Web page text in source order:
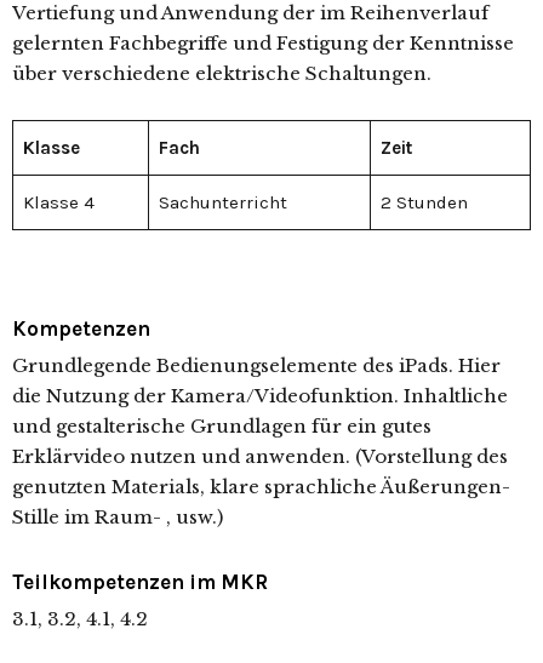
Vertiefung und Anwendung der im Reihenverlauf
gelernten Fachbegriffe und Festigung der Kenntnisse
über verschiedene elektrische Schaltungen.
Klasse Fach Zeit
Klasse 4 Sachunterricht 2 Stunden
Kompetenzen
Grundlegende Bedienungselemente des iPads. Hier
die Nutzung der Kamera/Videofunktion. Inhaltliche
und gestalterische Grundlagen für ein gutes
Erklärvideo nutzen und anwenden. (Vorstellung des
genutzten Materials, klare sprachliche Äußerungen-
Stille im Raum- , usw.)
Teilkompetenzen im MKR
3.1, 3.2, 4.1, 4.2